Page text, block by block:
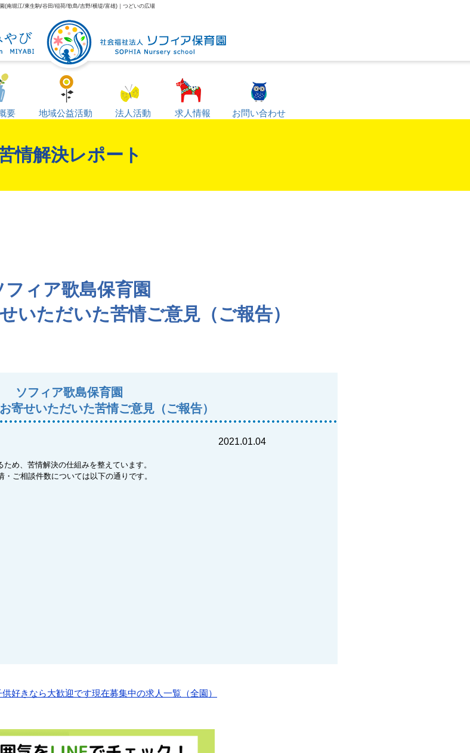
(南堀江/東生駒/谷田/稲荷/歌島/吉野/横堤/富雄)｜つどいの広場
要 地域公益活動 法人活動 求人情報 お問い合わせ
情解決レポート
フィア歌島保育園
いただいた苦情ご意見（ご報告）
ソフィア歌島保育園
寄せいただいた苦情ご意見（ご報告）
2021.01.04
め、苦情解決の仕組みを整えています。
ご相談件数については以下の通りです。